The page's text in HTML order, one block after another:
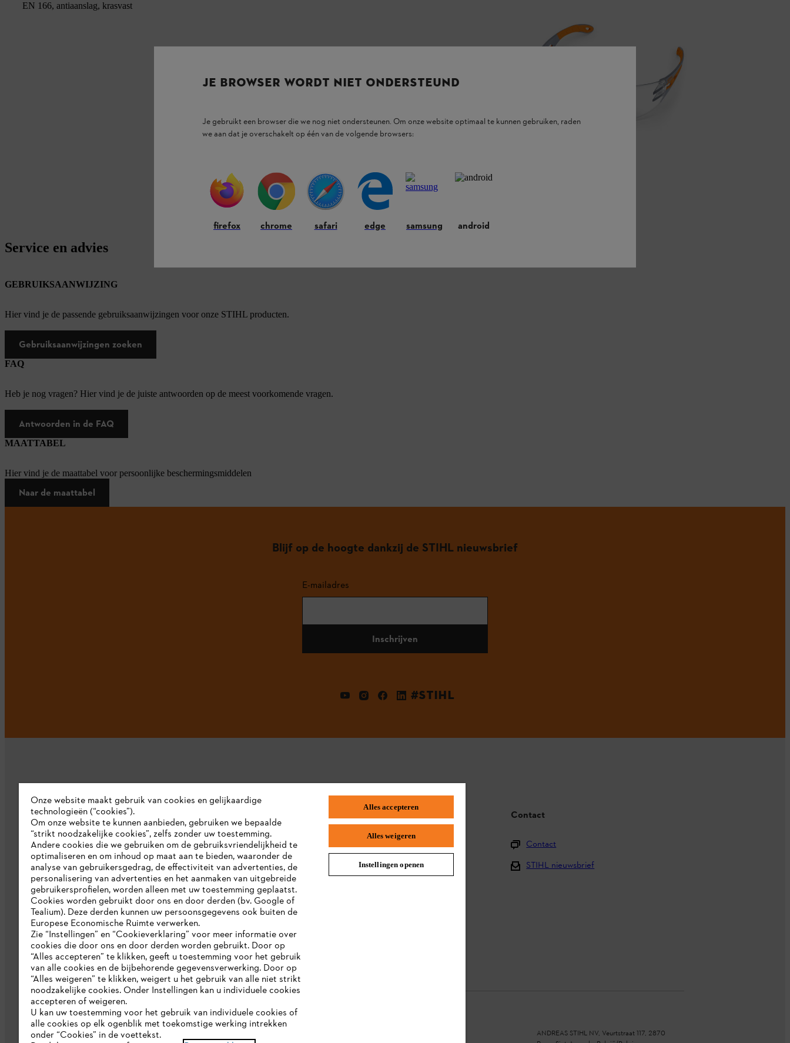
EN 166, antiaanslag, krasvast
Service en advies
GEBRUIKSAANWIJZING
Hier vind je de passende gebruiksaanwijzingen voor onze STIHL producten.
Gebruiksaanwijzingen zoeken
FAQ
Heb je nog vragen? Hier vind je de juiste antwoorden op de meest voorkomende vragen.
Antwoorden in de FAQ
MAATTABEL
Hier vind je de maattabel voor persoonlijke beschermingsmiddelen
Naar de maattabel
Blijf op de hoogte dankzij de STIHL nieuwsbrief
E-mailadres
Inschrijven
#STIHL
Bedrijf
Over ons
Pers
Werken bij STIHL
Duurzaamheid
STIHL rapportagesysteem
Catalogus
STIHL FAQ
Productregistratie
Onderdelen en assortiment
Contact
Contact
STIHL nieuwsbrief
ANDREAS STIHL NV, Veurtstraat 117, 2870
JE BROWSER WORDT NIET ONDERSTEUND
Je gebruikt een browser die we nog niet ondersteunen. Om onze website optimaal te kunnen gebruiken, raden
we aan dat je overschakelt op één van de volgende browsers:
firefox chrome safari edge samsung android
Onze website maakt gebruik van cookies en gelijkaardige
technologieën (“cookies”).
Om onze website te kunnen aanbieden, gebruiken we bepaalde
“strikt noodzakelijke cookies”, zelfs zonder uw toestemming.
Andere cookies die we gebruiken om de gebruiksvriendelijkheid te
optimaliseren en om inhoud op maat aan te bieden, waaronder de
analyse van gebruikersgedrag, de effectiviteit van advertenties, de
personalisering van advertenties en het aanmaken van uitgebreide
gebruikersprofielen, worden alleen met uw toestemming geplaatst.
Cookies worden gebruikt door ons en door derden (bv. Google of
Tealium). Deze derden kunnen uw persoonsgegevens ook buiten de
Europese Economische Ruimte verwerken.
Zie “Instellingen” en “Cookieverklaring” voor meer informatie over
cookies die door ons en door derden worden gebruikt. Door op
“Alles accepteren” te klikken, geeft u toestemming voor het gebruik
van alle cookies en de bijbehorende gegevensverwerking. Door op
“Alles weigeren” te klikken, weigert u het gebruik van alle niet strikt
noodzakelijke cookies. Onder Instellingen kan u individuele cookies
accepteren of weigeren.
U kan uw toestemming voor het gebruik van individuele cookies of
alle cookies op elk ogenblik met toekomstige werking intrekken
onder “Cookies” in de voettekst.
Alles accepteren
Alles weigeren
Instellingen openen